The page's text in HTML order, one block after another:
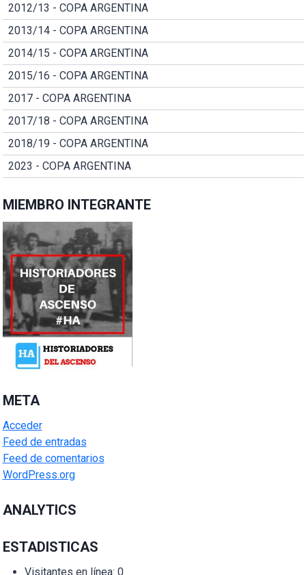
2012/13 - COPA ARGENTINA
2013/14 - COPA ARGENTINA
2014/15 - COPA ARGENTINA
2015/16 - COPA ARGENTINA
2017 - COPA ARGENTINA
2017/18 - COPA ARGENTINA
2018/19 - COPA ARGENTINA
2023 - COPA ARGENTINA
MIEMBRO INTEGRANTE
META
Acceder
Feed de entradas
Feed de comentarios
WordPress.org
ANALYTICS
ESTADISTICAS
Visitantes en línea: 0